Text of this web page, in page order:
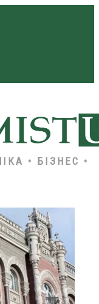
• БІЗНЕС •